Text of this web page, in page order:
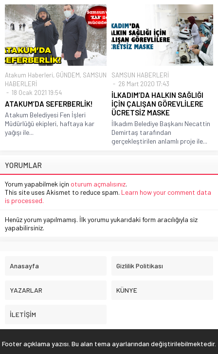
Atakum Haberleri, GÜNDEM, SAMSUN
HABERLERİ
18 Ocak 2021 19:54
ATAKUM’DA SEFERBERLİK!
Atakum Belediyesi Fen İşleri
Müdürlüğü ekipleri, haftaya kar
yağışı ile...
SAMSUN HABERLERİ
26 Mart 2020 17:43
İLKADIM’DA HALKIN SAĞLIĞI
İÇİN ÇALIŞAN GÖREVLİLERE
ÜCRETSİZ MASKE
İlkadım Belediye Başkanı Necattin
Demirtaş tarafından
gerçekleştirilen anlamlı proje ile...
YORUMLAR
Yorum yapabilmek için oturum açmalısınız.
This site uses Akismet to reduce spam. Learn how your comment data
is processed.
Henüz yorum yapılmamış. İlk yorumu yukarıdaki form aracılığıyla siz
yapabilirsiniz.
Anasayfa Gizlilik Politikası
YAZARLAR KÜNYE
İLETİŞİM
Footer açıklama yazısı. Bu alan tema ayarlarından değiştirilebilmektedir.